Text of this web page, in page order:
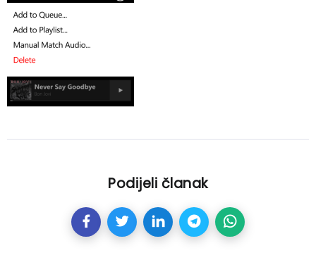
Podijeli članak